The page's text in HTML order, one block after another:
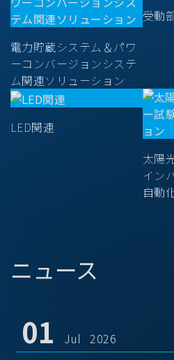
電力貯蔵システム＆パワ
ーコンバージョンシステ
ム関連ソリューション
受動
LED関連
太陽
イン
自動
ニュース
01 Jul 2026